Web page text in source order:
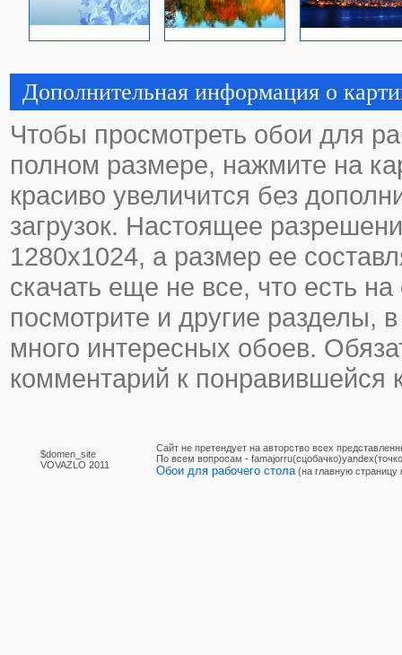
Дополнительная информация о
Чтобы просмотреть обои для
полном размере, нажмите на
красиво увеличится без
загрузок. Настоящее
1280х1024, а размер ее
скачать еще не все, что есть на
посмотрите и другие разделы,
много интересных обоев.
комментарий к понравившейся
$domen_site
VOVAZLO 2011
Сайт не претендует на авторство всех
По вcем вопросам -
Обои для рабочего стола (на главную страницу